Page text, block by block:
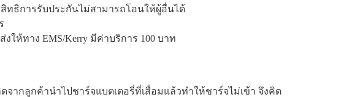
ทธิการรับประกันไม่สามารถโอนให้ผู้อื่นได้
ห้ทาง EMS/Kerry มีค่าบริการ 100 บาท
ากลูกค้านำไปชาร์จแบตเตอรี่ที่เสื่อมแล้วทำให้ชาร์จไม่เข้า จึงคิด